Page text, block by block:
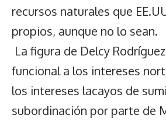
recursos naturales que
propios, aunque no lo sean.
La figura de Delcy
funcional a los intereses
los intereses lacayos de
subordinación por parte de